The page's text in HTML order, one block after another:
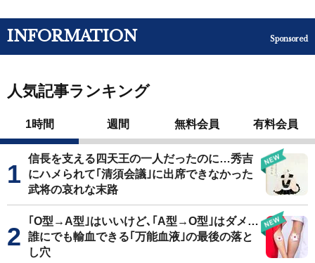
INFORMATION Sponsored
人気記事ランキング
1時間 週間 無料会員 有料会員
信長を支える四天王の一人だったのに…秀吉
にハメられて｢清須会議｣に出席できなかった
武将の哀れな末路
｢O型→A型｣はいいけど､｢A型→O型｣はダメ…
誰にでも輸血できる｢万能血液｣の最後の落と
し穴